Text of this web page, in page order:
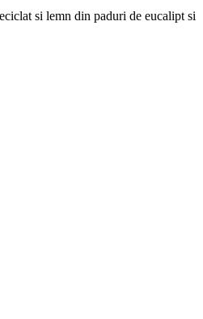
si lemn din paduri de eucalipt si